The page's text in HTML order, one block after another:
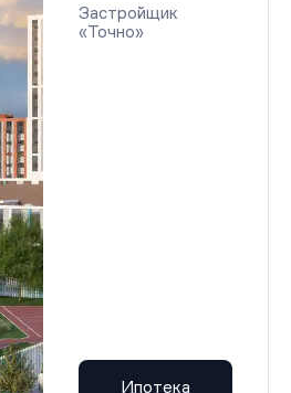
Застройщик
«Точно»
Ипотека